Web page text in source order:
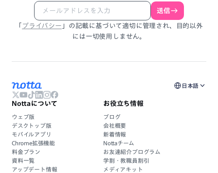
送信
「 プライバシー 」 の記載に基づいて適切に管理され、
目的以外
には一切使用しません。
日本語
Nottaについて
ウェブ版
デスクトップ版
モバイルアプリ
Chrome拡張機能
料金プラン
資料一覧
アップデート情報
お役立ち情報
ブログ
会社概要
新着情報
Nottaチーム
お友達紹介プログラム
学割・教職員割引
メディアキット